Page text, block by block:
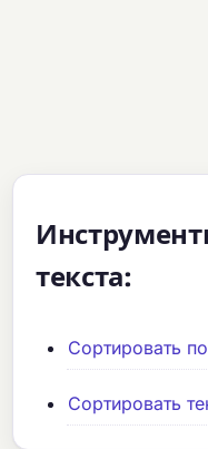
текста:
Сортировать
Сортировать